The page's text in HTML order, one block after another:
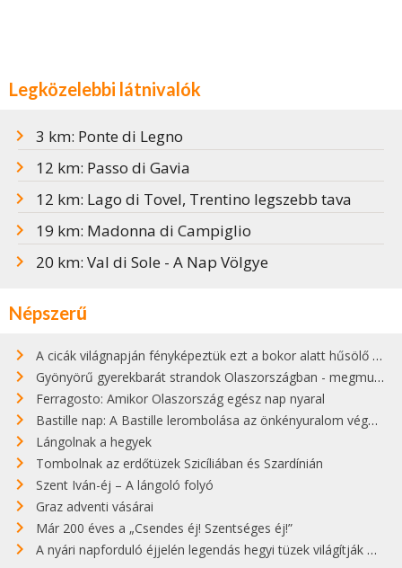
Legközelebbi látnivalók
3 km: Ponte di Legno
12 km: Passo di Gavia
12 km: Lago di Tovel, Trentino legszebb tava
19 km: Madonna di Campiglio
20 km: Val di Sole - A Nap Völgye
Népszerű
A cicák világnapján fényképeztük ezt a bokor alatt hűsölő cicát Kisorosziban
Gyönyörű gyerekbarát strandok Olaszországban - megmutatjuk a 15 legjobbat
Ferragosto: Amikor Olaszország egész nap nyaral
Bastille nap: A Bastille lerombolása az önkényuralom végét jelentette
Lángolnak a hegyek
Tombolnak az erdőtüzek Szicíliában és Szardínián
Szent Iván-éj – A lángoló folyó
Graz adventi vásárai
Már 200 éves a „Csendes éj! Szentséges éj!”
A nyári napforduló éjjelén legendás hegyi tüzek világítják meg Zugspitzét